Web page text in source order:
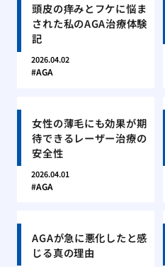
頭皮の痒みとフケに悩ま
された私のAGA治療体験
記
2026.04.02
AGA
女性の薄毛にも効果が期
待できるレーザー治療の
安全性
2026.04.01
AGA
AGAが急に悪化したと感
じる真の理由